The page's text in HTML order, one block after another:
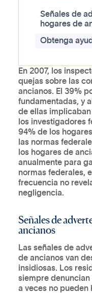
Señales de
hogares de
Obtenga
En 2007, los
quejas sobre las
ancianos. El 39%
fundamentadas, y
de ellas
los investigadores
94% de los
las normas
los hogares de
anualmente para
normas federales,
frecuencia no
negligencia.
Señales de
ancianos
Las señales de
de ancianos van
insidiosas. Los
siempre denuncian
a veces no pueden